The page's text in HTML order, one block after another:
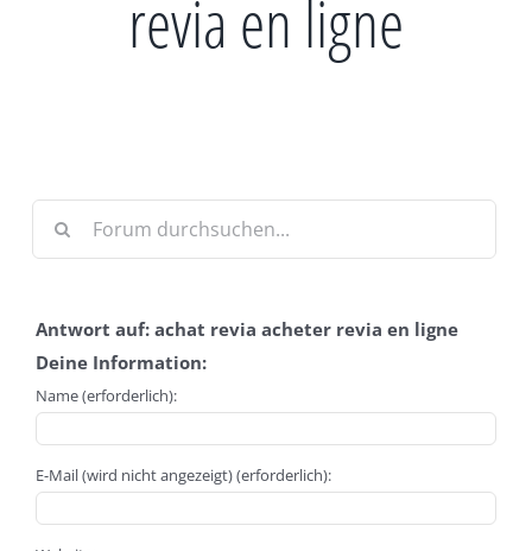
revia en ligne
Antwort auf: achat revia acheter revia en ligne
Deine Information:
Name (erforderlich):
E-Mail (wird nicht angezeigt) (erforderlich):